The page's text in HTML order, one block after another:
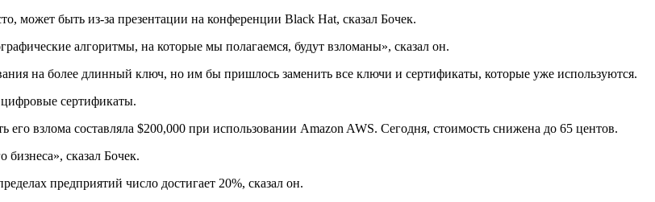
может быть из-за презентации на конференции Black Hat, сказал Бочек.
алгоритмы, на которые мы полагаемся, будут взломаны», сказал он.
на более длинный ключ, но им бы пришлось заменить все ключи и сертификаты, которые уже используются.
сертификаты.
взлома составляла $200,000 при использовании Amazon AWS. Сегодня, стоимость снижена до 65 центов.
бизнеса», сказал Бочек.
предприятий число достигает 20%, сказал он.